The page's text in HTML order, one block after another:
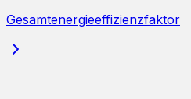
Gesamtenergieeffizienzfaktor